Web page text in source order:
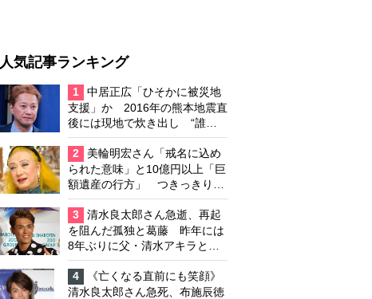
人気記事ランキング
1
中居正広「ひそかに被災地
支援」か 2016年の熊本地震直
後には現地で炊き出し “誰に
も知られなくて良い”と、むし
ろ強まる福祉活動への思い
2
美輪明宏さん「戒名に込め
られた意味」と10億円以上「巨
額遺産の行方」 つきっきりで
私生活をサポートしていた元俳
優が相続か
3
清水良太郎さん急逝、再起
を阻んだ孤独と葛藤 昨年には
8年ぶりに父・清水アキラと共
演、本格的な活動再開に向かっ
ていたが…周囲が懸念していた
「不安定なところ」
4
《亡くなる直前にも笑顔》
清水良太郎さん急死、布施辰徳